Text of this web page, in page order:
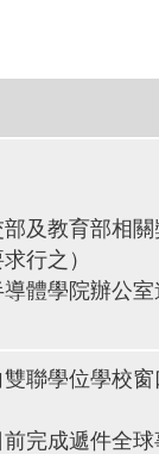
及教育部相關
行之）
體學院辦公
聯學位學校窗
完成遞件全